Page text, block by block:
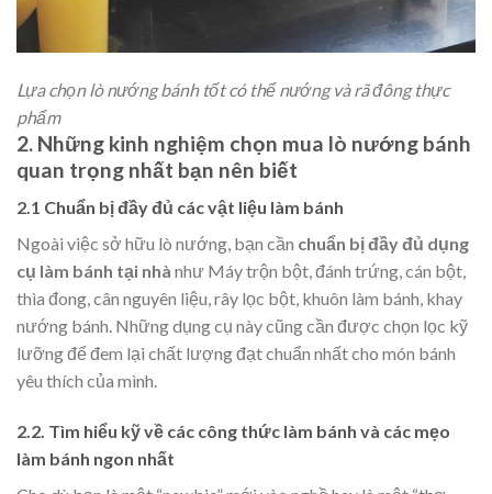
Lựa chọn lò nướng bánh tốt có thể nướng và rã đông thực
phẩm
2. Những kinh nghiệm chọn mua lò nướng bánh
quan trọng nhất bạn nên biết
2.1 Chuẩn bị đầy đủ các vật liệu làm bánh
Ngoài việc sở hữu lò nướng, bạn cần chuẩn bị đầy đủ dụng
cụ làm bánh tại nhà như Máy trộn bột, đánh trứng, cán bột,
thìa đong, cân nguyên liệu, rây lọc bột, khuôn làm bánh, khay
nướng bánh. Những dụng cụ này cũng cần được chọn lọc kỹ
lưỡng để đem lại chất lượng đạt chuẩn nhất cho món bánh
yêu thích của mình.
2.2. Tìm hiểu kỹ về các công thức làm bánh và các mẹo
làm bánh ngon nhất